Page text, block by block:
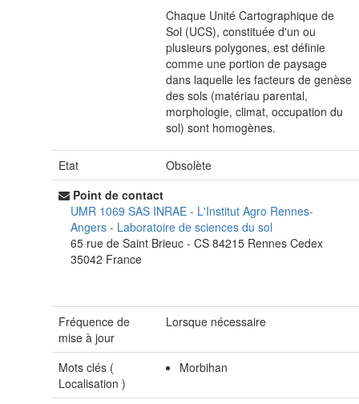
Chaque Unité Cartographique de
Sol (UCS), constituée d'un ou
plusieurs polygones, est définie
comme une portion de paysage
dans laquelle les facteurs de genèse
des sols (matériau parental,
morphologie, climat, occupation du
sol) sont homogènes.
Etat
Obsolète
Point de contact
UMR 1069 SAS INRAE - L'Institut Agro Rennes-
Angers - Laboratoire de sciences du sol
65 rue de Saint Brieuc - CS 84215 Rennes Cedex
35042 France
Fréquence de
mise à jour
Lorsque nécessaire
Mots clés (
Localisation )
Morbihan